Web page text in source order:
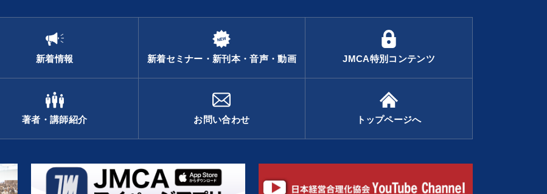
新着情報 新着セミナー・新刊本・音声・動画 JMCA特別コンテンツ
著者・講師紹介 お問い合わせ トップページへ